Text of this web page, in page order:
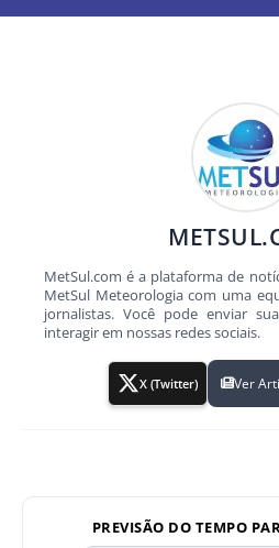
MetSul.com é a plataforma de
MetSul Meteorologia com uma
jornalistas. Você pode enviar
interagir em nossas redes sociais.
X (Twitter) Ver
PREVISÃO DO TEMPO